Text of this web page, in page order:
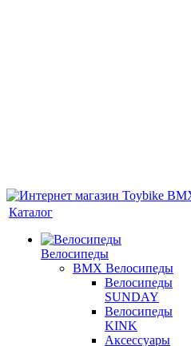
Каталог
Велосипеды
BMX Велосипеды
Велосипеды
SUNDAY
Велосипеды
KINK
Аксессуары